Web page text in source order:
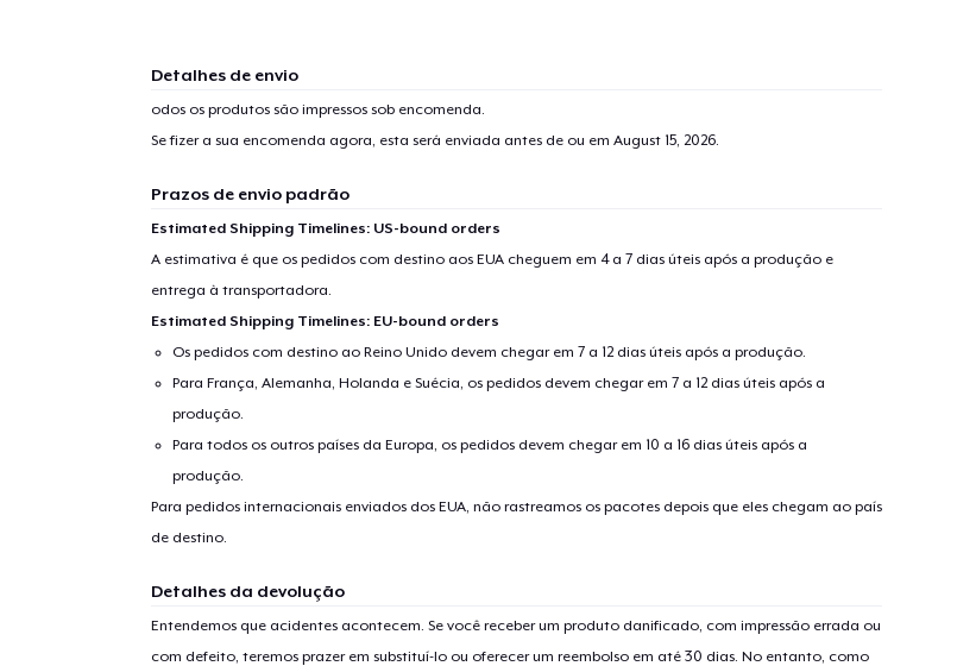
Detalhes de envio
odos os produtos são impressos sob encomenda.
Se fizer a sua encomenda agora, esta será enviada antes de ou em August 15, 2026.
Prazos de envio padrão
Estimated Shipping Timelines: US-bound orders
A estimativa é que os pedidos com destino aos EUA cheguem em 4 a 7 dias úteis após a produção e
entrega à transportadora.
Estimated Shipping Timelines: EU-bound orders
Os pedidos com destino ao Reino Unido devem chegar em 7 a 12 dias úteis após a produção.
Para França, Alemanha, Holanda e Suécia, os pedidos devem chegar em 7 a 12 dias úteis após a
produção.
Para todos os outros países da Europa, os pedidos devem chegar em 10 a 16 dias úteis após a
produção.
Para pedidos internacionais enviados dos EUA, não rastreamos os pacotes depois que eles chegam ao país
de destino.
Detalhes da devolução
Entendemos que acidentes acontecem. Se você receber um produto danificado, com impressão errada ou
com defeito, teremos prazer em substituí-lo ou oferecer um reembolso em até 30 dias. No entanto, como